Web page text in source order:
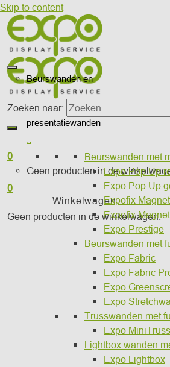
Skip to content
Zoeken naar:
0
Geen producten in de
0
Winkelwagen
Geen producten in de winkelwagen.
Beurswanden en
presentatiewanden
Beurswanden met
Expo Pop Up
Expo Pop Up
Expofix
Expofix
Expo Prestige
Beurswanden met
Expo Fabric
Expo Fabric
Expo
Expo
Trusswanden met
Expo MiniTruss
Lightbox wanden
Expo Lightbox